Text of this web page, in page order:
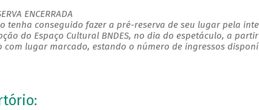
ENCERRADA
tenha conseguido fazer a pré-reserva de seu lugar pela
do Espaço Cultural BNDES, no dia do espetáculo, a
com lugar marcado, estando o número de ingressos